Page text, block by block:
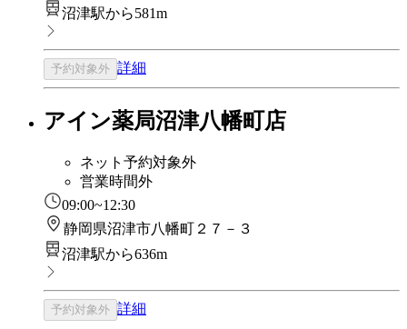
沼津駅から581m
予約対象外 詳細
アイン薬局沼津八幡町店
ネット予約対象外
営業時間外
09:00~12:30
静岡県沼津市八幡町２７－３
沼津駅から636m
予約対象外 詳細